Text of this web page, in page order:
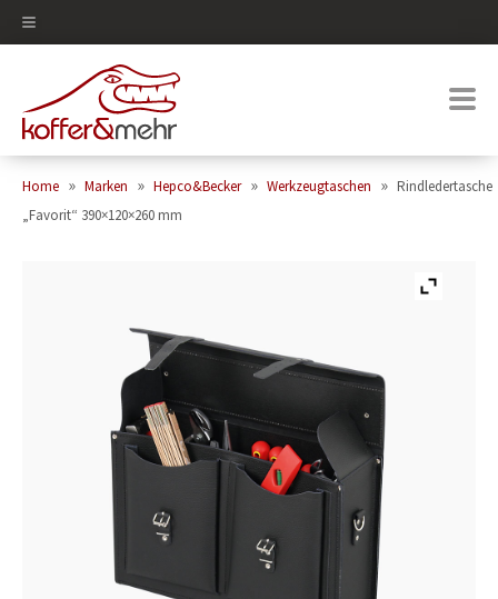
Home » Marken » Hepco&Becker » Werkzeugtaschen » Rindledertasche
„Favorit“ 390×120×260 mm